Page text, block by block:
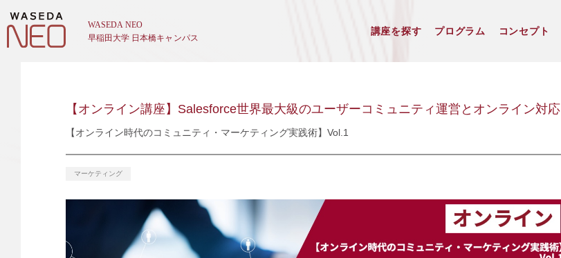
講座を探す プログラム コンセプト
【オンライン講座】Salesforce世界最大級のユーザーコミュニティ運営とオンライン対応
【オンライン時代のコミュニティ・マーケティング実践術】Vol.1
マーケティング